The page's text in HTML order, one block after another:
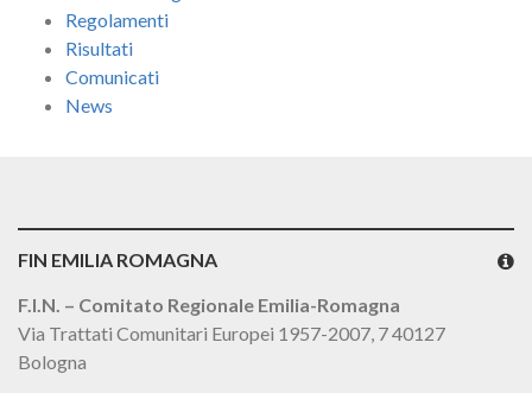
Regolamenti
Risultati
Comunicati
News
FIN EMILIA ROMAGNA
F.I.N. – Comitato Regionale Emilia-Romagna
Via Trattati Comunitari Europei 1957-2007, 7 40127
Bologna